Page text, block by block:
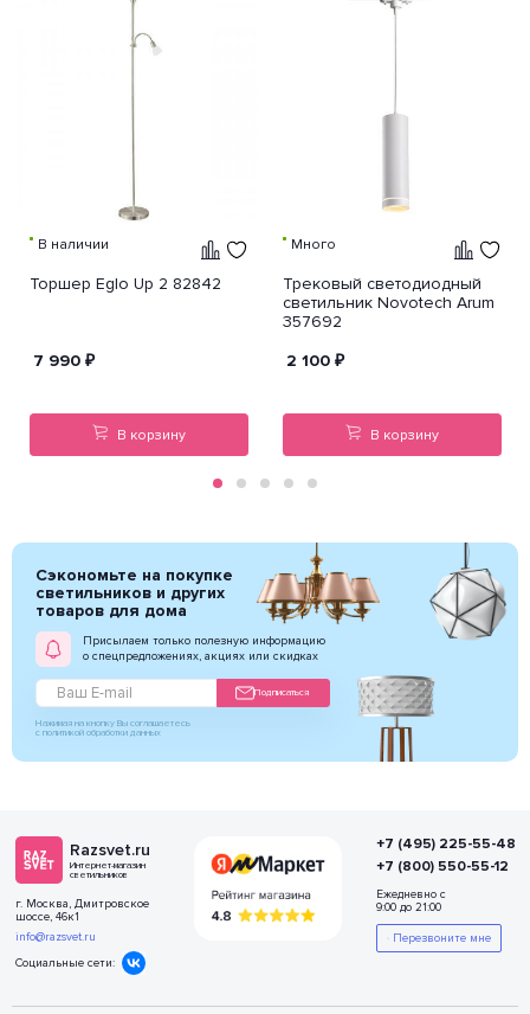
В наличии
Торшер Eglo Up 2 82842
7 990 ₽
В корзину
Много
Трековый светодиодный
светильник Novotech Arum
357692
2 100 ₽
В корзину
Сэкономьте на покупке
светильников и других
товаров для дома
Присылаем только полезную информацию
о спецпредложениях, акциях или скидках
Подписаться
Нажимая на кнопку Вы соглашаетесь
с политикой обработки данных
Razsvet.ru
Интернет-магазин
светильников
г. Москва, Дмитровское
шоссе, 46к1
info@razsvet.ru
Социальные сети:
+7 (495) 225-55-48
+7 (800) 550-55-12
Ежедневно с
9:00 до 21:00
Перезвоните мне